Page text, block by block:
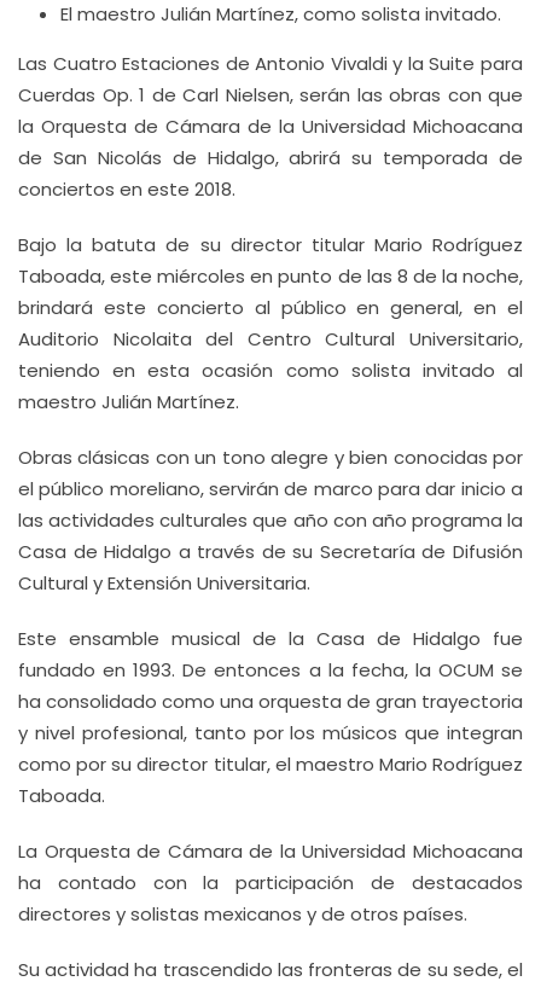
El maestro Julián Martínez, como solista invitado.
Las Cuatro Estaciones de Antonio Vivaldi y la Suite para
Cuerdas Op. 1 de Carl Nielsen, serán las obras con que
la Orquesta de Cámara de la Universidad Michoacana
de San Nicolás de Hidalgo, abrirá su temporada de
conciertos en este 2018.
Bajo la batuta de su director titular Mario Rodríguez
Taboada, este miércoles en punto de las 8 de la noche,
brindará este concierto al público en general, en el
Auditorio Nicolaita del Centro Cultural Universitario,
teniendo en esta ocasión como solista invitado al
maestro Julián Martínez.
Obras clásicas con un tono alegre y bien conocidas por
el público moreliano, servirán de marco para dar inicio a
las actividades culturales que año con año programa la
Casa de Hidalgo a través de su Secretaría de Difusión
Cultural y Extensión Universitaria.
Este ensamble musical de la Casa de Hidalgo fue
fundado en 1993. De entonces a la fecha, la OCUM se
ha consolidado como una orquesta de gran trayectoria
y nivel profesional, tanto por los músicos que integran
como por su director titular, el maestro Mario Rodríguez
Taboada.
La Orquesta de Cámara de la Universidad Michoacana
ha contado con la participación de destacados
directores y solistas mexicanos y de otros países.
Su actividad ha trascendido las fronteras de su sede, el